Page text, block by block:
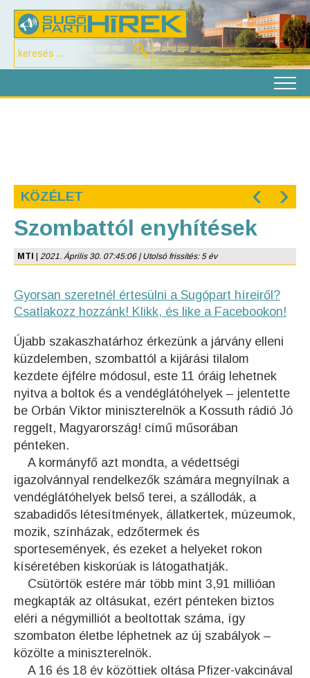
KÖZÉLET ‹ ›
Szombattól enyhítések
MTI 2021. Április 30. 07:45:06 | Utolsó frissítés: 5 év
Gyorsan szeretnél értesülni a Sugópart híreiről?
Csatlakozz hozzánk! Klikk, és like a Facebookon!
Újabb szakaszhatárhoz érkezünk a járvány elleni
küzdelemben, szombattól a kijárási tilalom
kezdete éjfélre módosul, este 11 óráig lehetnek
nyitva a boltok és a vendéglátóhelyek – jelentette
be Orbán Viktor miniszterelnök a Kossuth rádió Jó
reggelt, Magyarország! című műsorában
pénteken.
A kormányfő azt mondta, a védettségi
igazolvánnyal rendelkezők számára megnyílnak a
vendéglátóhelyek belső terei, a szállodák, a
szabadidős létesítmények, állatkertek, múzeumok,
mozik, színházak, edzőtermek és
sportesemények, és ezeket a helyeket rokon
kíséretében kiskorúak is látogathatják.
Csütörtök estére már több mint 3,91 millióan
megkapták az oltásukat, ezért pénteken biztos
eléri a négymilliót a beoltottak száma, így
szombaton életbe léphetnek az új szabályok –
közölte a miniszterelnök.
A 16 és 18 év közöttiek oltása Pfizer-vakcinával